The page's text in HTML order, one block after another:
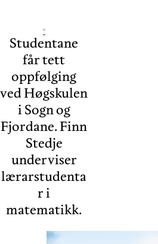
Studentane
får tett
oppfølging
ved Høgskulen
i Sogn og
Fjordane. Finn
Stedje
underviser
lærarstudenta
r i
matematikk.